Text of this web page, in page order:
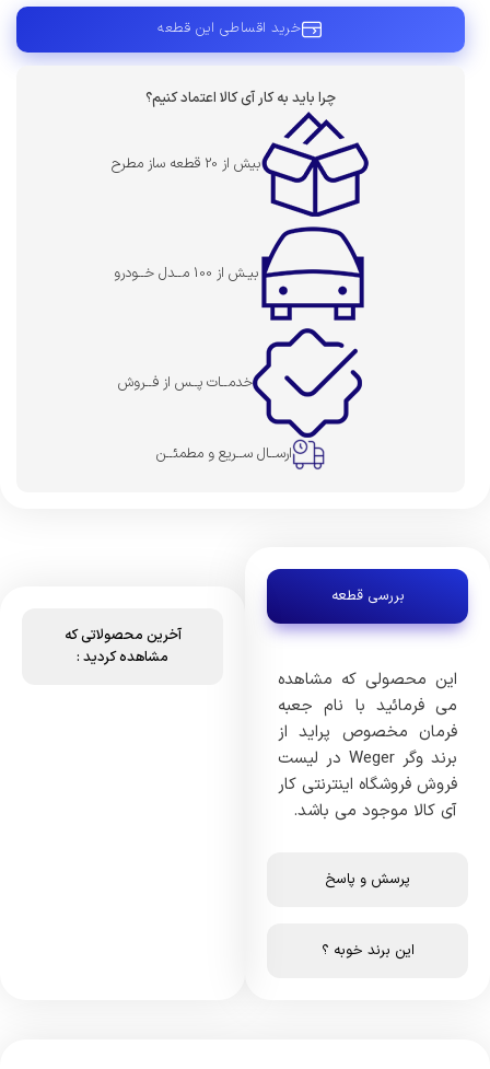
خرید اقساطی این قطعه
چرا باید به کار آی کالا اعتماد کنیم؟
بیش از 20 قطعه ساز مطرح
بیـش از 100 مــدل خــودرو
خدمــات پــس از فــروش
ارســال ســریع و مطمئــن
بررسی قطعه
پرسش و پاسخ
این برند خوبه ؟
این محصولی که مشاهده
می فرمائید با نام جعبه
فرمان مخصوص پراید از
برند وگر Weger در لیست
فروش فروشگاه اینترنتی کار
آی کالا موجود می باشد.
آخرین محصولاتی که
مشاهده کردید :